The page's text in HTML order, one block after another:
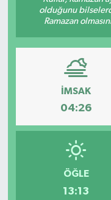
olduğunu
Ramazan
İMSAK
04:26
ÖĞLE
13:13